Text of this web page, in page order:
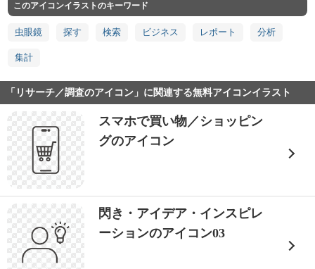
このアイコンイラストのキーワード
虫眼鏡 探す 検索 ビジネス レポート 分析
集計
「リサーチ／調査のアイコン」に関連する無料アイコンイラスト
スマホで買い物／ショッピン
グのアイコン
閃き・アイデア・インスピレ
ーションのアイコン03